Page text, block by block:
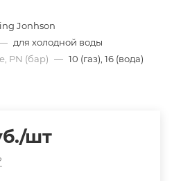
Jonhson
для холодной воды
PN (бар) — 10 (газ), 16 (вода)
/шт